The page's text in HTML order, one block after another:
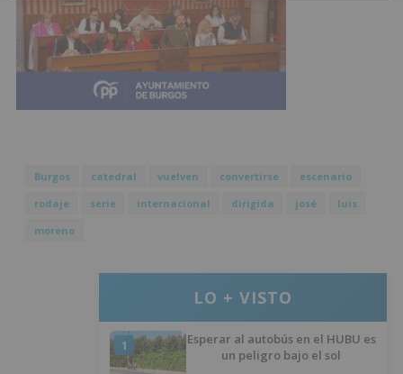
Burgos catedral vuelven convertirse
escenario
rodaje
serie internacional dirigida josé
luis
moreno
LO + VISTO
1
Esperar al autobús en el HUBU es
un peligro bajo el sol